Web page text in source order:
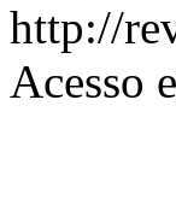
http://
Acesso